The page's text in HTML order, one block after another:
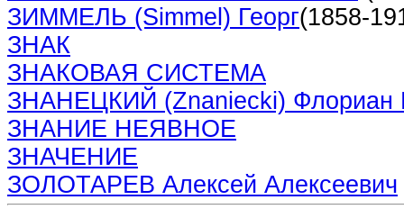
ЗИММЕЛЬ (Simmel) Георг(1858-
ЗНАК
ЗНАКОВАЯ СИСТЕМА
ЗНАНЕЦКИЙ (Znaniecki) Флориан
ЗНАНИЕ НЕЯВНОЕ
ЗНАЧЕНИЕ
ЗОЛОТАРЕВ Алексей Алексеевич